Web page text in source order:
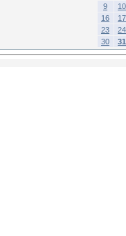
9
10
16
17
23
24
30
31